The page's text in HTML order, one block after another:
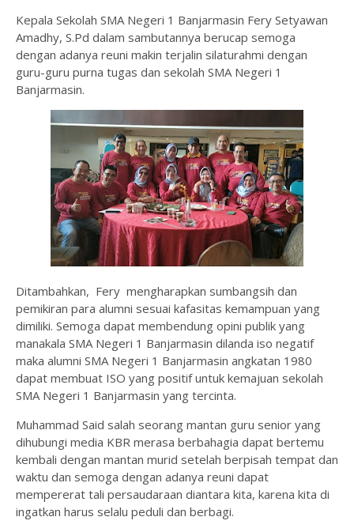
Kepala Sekolah SMA Negeri 1 Banjarmasin Fery Setyawan
Amadhy, S.Pd dalam sambutannya berucap semoga
dengan adanya reuni makin terjalin silaturahmi dengan
guru-guru purna tugas dan sekolah SMA Negeri 1
Banjarmasin.
Ditambahkan, Fery mengharapkan sumbangsih dan
pemikiran para alumni sesuai kafasitas kemampuan yang
dimiliki. Semoga dapat membendung opini publik yang
manakala SMA Negeri 1 Banjarmasin dilanda iso negatif
maka alumni SMA Negeri 1 Banjarmasin angkatan 1980
dapat membuat ISO yang positif untuk kemajuan sekolah
SMA Negeri 1 Banjarmasin yang tercinta.
Muhammad Said salah seorang mantan guru senior yang
dihubungi media KBR merasa berbahagia dapat bertemu
kembali dengan mantan murid setelah berpisah tempat dan
waktu dan semoga dengan adanya reuni dapat
mempererat tali persaudaraan diantara kita, karena kita di
ingatkan harus selalu peduli dan berbagi.